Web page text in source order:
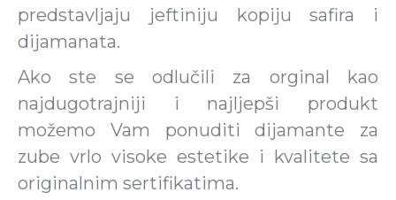
predstavljaju jeftiniju kopiju safira i
dijamanata.
Ako ste se odlučili za orginal kao
najdugotrajniji i najljepši produkt
možemo Vam ponuditi dijamante za
zube vrlo visoke estetike i kvalitete sa
originalnim sertifikatima.